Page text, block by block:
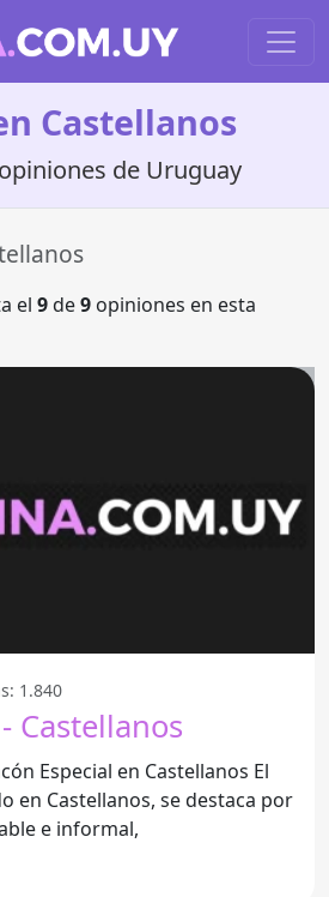
Castellanos
de Uruguay
el 9de9 opiniones en esta
1.840
Castellanos
Especial en Castellanos El
en Castellanos, se destaca por
e informal,